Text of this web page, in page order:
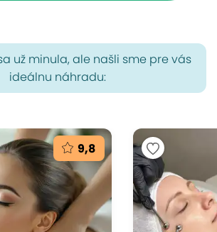
už minula, ale našli sme pre vás
ideálnu náhradu:
9,8